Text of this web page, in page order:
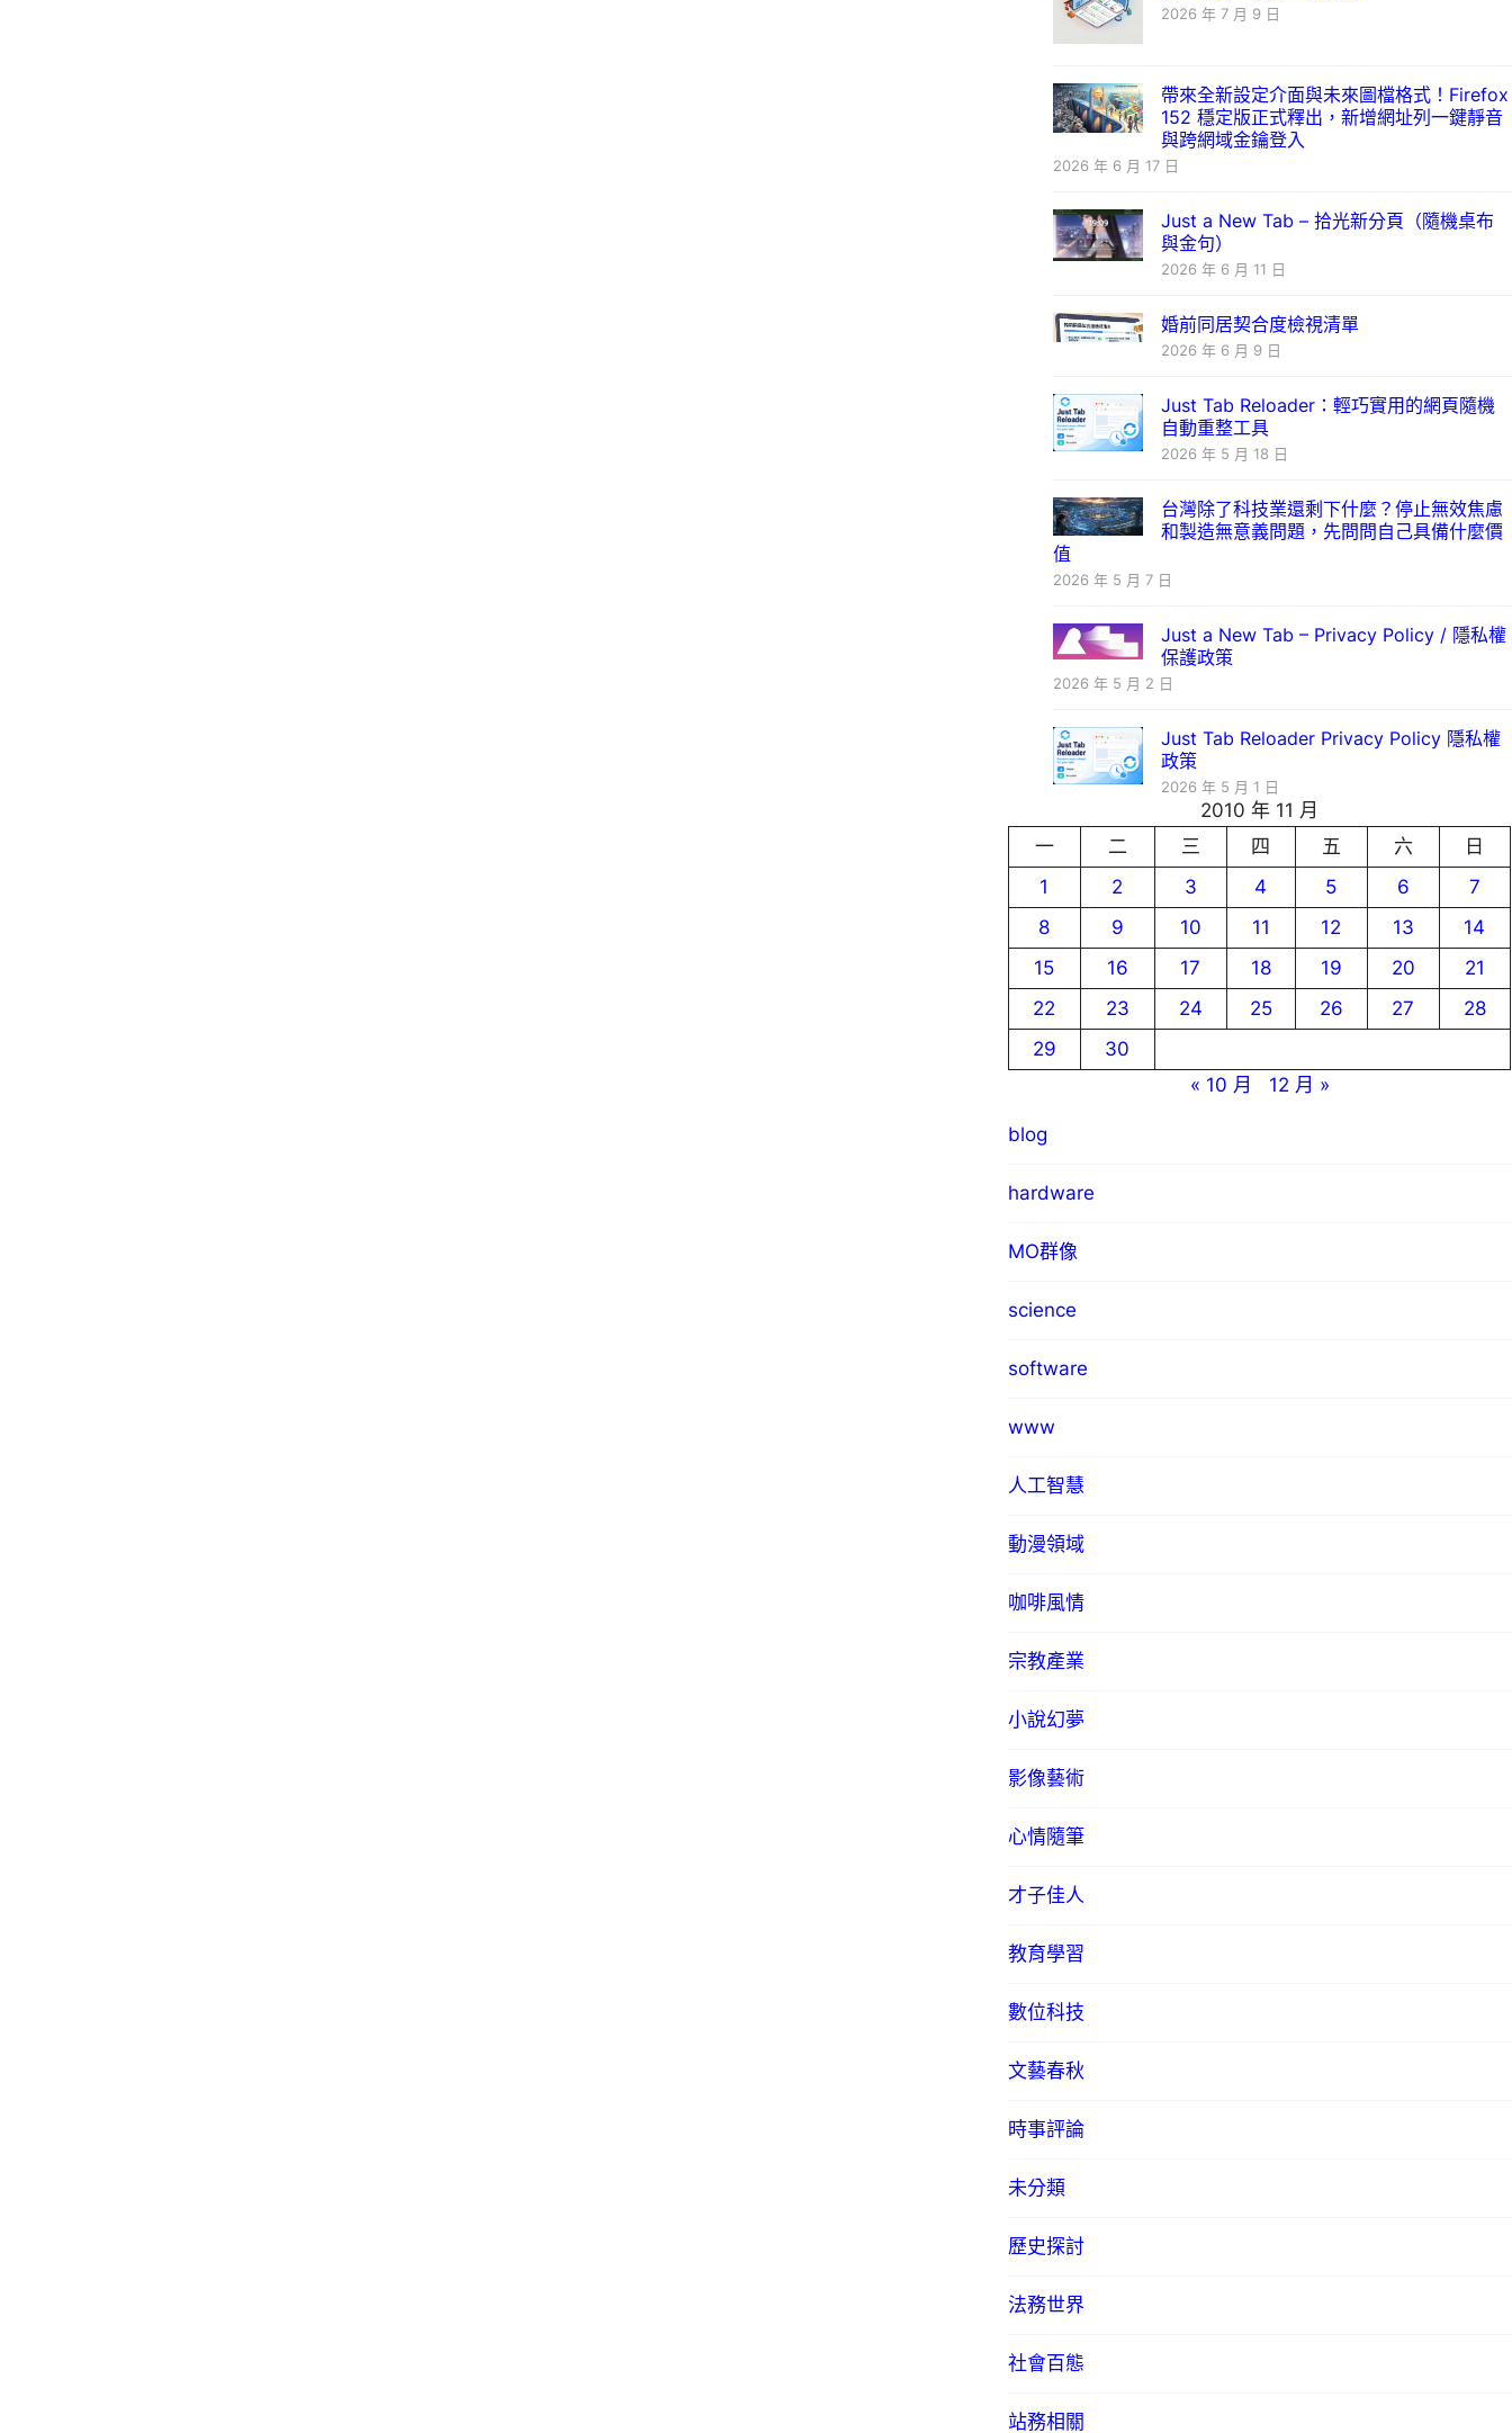
2026 年 7 月 9 日
帶來全新設定介面與未來圖檔格式！Firefox
152 穩定版正式釋出，新增網址列一鍵靜音
與跨網域金鑰登入
2026 年 6 月 17 日
Just a New Tab – 拾光新分頁（隨機桌布
與金句）
2026 年 6 月 11 日
婚前同居契合度檢視清單
2026 年 6 月 9 日
Just Tab Reloader：輕巧實用的網頁隨機
自動重整工具
2026 年 5 月 18 日
台灣除了科技業還剩下什麼？停止無效焦慮
和製造無意義問題，先問問自己具備什麼價
值
2026 年 5 月 7 日
Just a New Tab – Privacy Policy / 隱私權
保護政策
2026 年 5 月 2 日
Just Tab Reloader Privacy Policy 隱私權
政策
2026 年 5 月 1 日
2010 年 11 月
一
二 三 四 五 六
日
1
2 3 4 5 6
7
8
9 10 11 12 13
14
15
16 17 18 19 20
21
22
23 24 25 26 27
28
29
30
« 10 月
12 月 »
blog
hardware
MO群像
science
software
www
人工智慧
動漫領域
咖啡風情
宗教產業
小說幻夢
影像藝術
心情隨筆
才子佳人
教育學習
數位科技
文藝春秋
時事評論
未分類
歷史探討
法務世界
社會百態
站務相關